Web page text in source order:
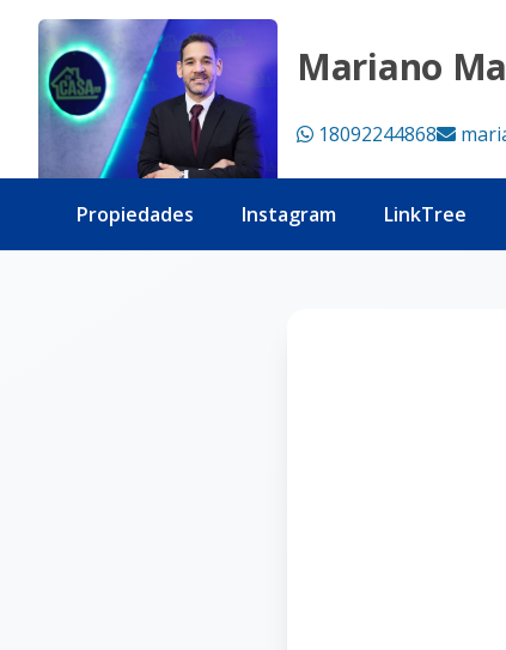
Mariano
18092244868
Propiedades Instagram LinkTree
Página no encontrada - Tu Casa RD